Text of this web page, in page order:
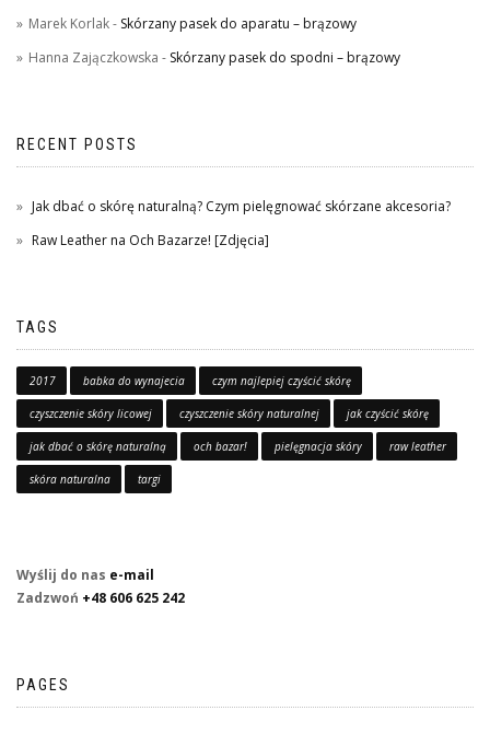
Marek Korlak- Skórzany pasek do aparatu – brązowy
Hanna Zajączkowska - Skórzany pasek do spodni – brązowy
RECENT POSTS
Jak dbać o skórę naturalną? Czym pielęgnować skórzane akcesoria?
Raw Leather na Och Bazarze! [Zdjęcia]
TAGS
2017 babka do wynajecia czym najlepiej czyścić skórę
czyszczenie skóry licowej czyszczenie skóry naturalnej jak czyścić skórę
jak dbać o skórę naturalną och bazar! pielęgnacja skóry raw leather
skóra naturalna targi
Wyślij do nas e-mail
Zadzwoń +48 606 625 242
PAGES